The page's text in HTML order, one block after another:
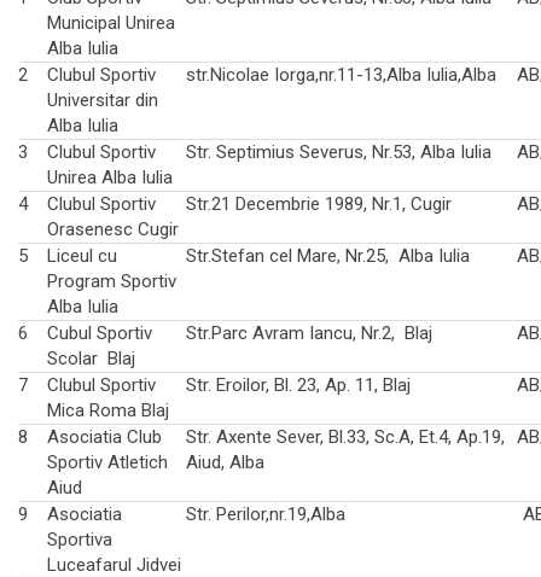
Municipal Unirea
Alba Iulia
2
Clubul Sportiv
Universitar din
Alba Iulia
str.Nicolae Iorga,nr.11-13,Alba Iulia,Alba
3
Clubul Sportiv
Unirea Alba Iulia
Str. Septimius Severus, Nr.53, Alba Iulia
4
Clubul Sportiv
Orasenesc Cugir
Str.21 Decembrie 1989, Nr.1, Cugir
5
Liceul cu
Program Sportiv
Alba Iulia
Str.Stefan cel Mare, Nr.25, Alba Iulia
6
Cubul Sportiv
Scolar Blaj
Str.Parc Avram Iancu, Nr.2, Blaj
7
Clubul Sportiv
Mica Roma Blaj
Str. Eroilor, Bl. 23, Ap. 11, Blaj
8
Asociatia Club
Sportiv Atletich
Aiud
Str. Axente Sever, Bl.33, Sc.A, Et.4, Ap.19,
Aiud, Alba
9
Asociatia
Sportiva
Luceafarul Jidvei
Str. Perilor,nr.19,Alba